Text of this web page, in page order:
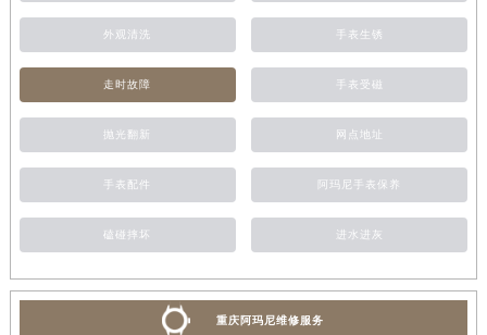
外观清洗 手表生锈
走时故障 手表受磁
抛光翻新 网点地址
手表配件 阿玛尼手表保养
磕碰摔坏 进水进灰
重庆阿玛尼维修服务